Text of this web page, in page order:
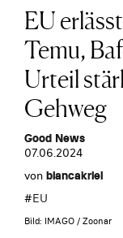
EU
Temu,
Urteil
Gehweg
Good News
07.06.2024
von biancakriel
#EU
Bild: IMAGO / Zoonar